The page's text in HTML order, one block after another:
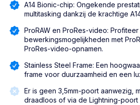
A14 Bionic-chip: Ongekende
multitasking dankzij de krachtige
ProRAW en ProRes-video:
bewerkingsmogelijkheden met
ProRes-video-opnamen.
Stainless Steel Frame: Een
frame voor duurzaamheid en een
Er is geen 3,5mm-poort aanwezig,
draadloos of via de Lightning-poort